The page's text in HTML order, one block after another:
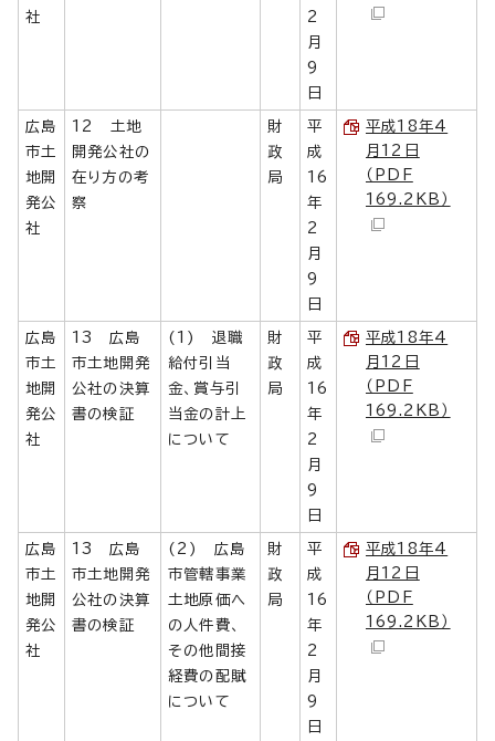
社
2
月
9
日
広島
市土
地開
発公
社
12 土地
開発公社の
在り方の考
察
財
政
局
平
成
16
年
2
月
9
日
平成18年4
月12日
（PDF
169.2KB）
広島
市土
地開
発公
社
13 広島
市土地開発
公社の決算
書の検証
(1) 退職
給付引当
金、賞与引
当金の計上
について
財
政
局
平
成
16
年
2
月
9
日
平成18年4
月12日
（PDF
169.2KB）
広島
市土
地開
発公
社
13 広島
市土地開発
公社の決算
書の検証
(2) 広島
市管轄事業
土地原価へ
の人件費、
その他間接
経費の配賦
について
財
政
局
平
成
16
年
2
月
9
日
平成18年4
月12日
（PDF
169.2KB）